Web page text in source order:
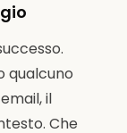
qualcuno
il
Che